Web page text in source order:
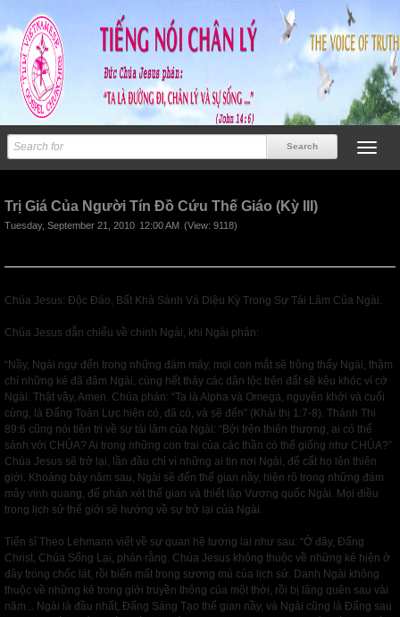
Trị Giá Của Người Tín Đồ Cứu Thế Giáo (Kỳ III)
Tuesday, September 21, 2010 12:00 AM (View: 9118)
Chúa Jesus: Độc Đáo, Bất Khả Sánh Và Diệu Kỳ Trong Sự Tái Lâm Của Ngài.
Chúa Jesus dẫn chiếu về chính Ngài, khi Ngài phán:
“Nầy, Ngài ngự đến trong những đám mây, mọi con mắt sẽ trông thấy Ngài, thậm
chí những kẻ đã đâm Ngài, cùng hết thảy các dân tộc trên đất sẽ kêu khóc vì cớ
Ngài. Thật vậy, Amen. Chúa phán: “Ta là Alpha và Omega, nguyên khởi và cuối
cùng, là Đấng Toàn Lực hiện có, đã có, và sẽ đến” (Khải thị 1:7-8). Thánh Thi
89:6 cũng nói tiên tri về sự tái lâm của Ngài: “Bởi trên thiên thượng, ai có thể
sánh với CHÚA? Ai trong những con trai của các thần có thể giống như CHÚA?”
Chúa Jesus sẽ trở lại, lần đầu chỉ vì những ai tin nơi Ngài, để cất họ lên thiên
giới. Khoảng bảy năm sau, Ngài sẽ đến thế gian nầy, hiện rõ trong những đám
mây vinh quang, để phán xét thế gian và thiết lập Vương quốc Ngài. Mọi điều
trong lịch sử thế giới sẽ hướng về sự trở lại của Ngài.
Tiến sĩ Theo Lehmann viết về sự quan hệ tương lai như sau: “Ở đây, Đấng
Christ, Chúa Sống Lại, phán rằng. Chúa Jesus không thuộc về những kẻ hiện ở
đây trong chốc lát, rồi biến mất trong sương mù của lịch sử. Danh Ngài không
thuộc về những kẻ trong giới truyền thông của một thời, rồi bị lãng quên sau vài
năm... Ngài là đầu nhất, Đấng Sáng Tạo thế gian nầy, và Ngài cũng là Đấng sau